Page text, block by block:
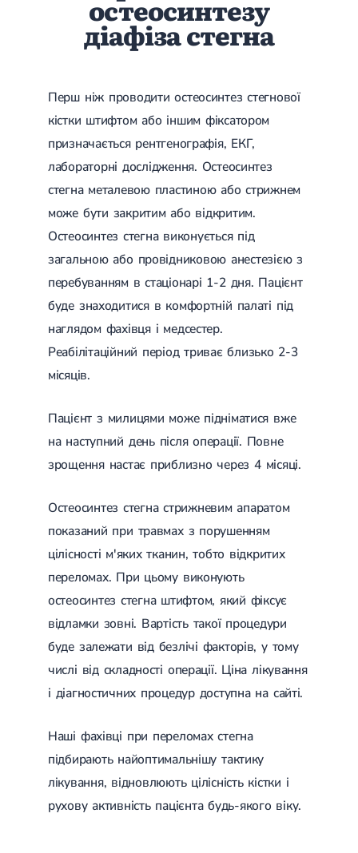
Лікування переломів щиколоток
Лікування переломів ключиці
Лікування переломів плеча
Іммобілізація
Лікування переломів шийки стегна і стегнової кістки
Лікування переломів гомілки
Лікування переломів п'яти
Протез синовіальної рідини
PRP-терапія
Розрив зв'язок плечового суглобу
Розрив зв'язок ліктьового суглобу
Розрив зв'язок колінного суглоба
Розрив зв'язок гомілковостопного суглобу
Травми сухожиль та м'язів
Ендокринологія
Цукровий діабет 1 типу
Цукровий діабет 2 типу
Дифузний токсичний зоб (Базедова хвороба)
Дифузний зоб
Підгострий тиреоїдит
Аутоиммунный тиреоидит
Хронічний тиреоїдит
Гіпертиреоз
Гіпотиреоз
Хвороба Іценко-Кушинга
Гіпоталамічний синдром
Кіста щитовидної залози
Метаболічний синдром
Наднирковозалозна недостатність (хвороба Аддісона)
Фізіотерапія
Ультразвукова терапія
Лазерна терапія
Реабілітація
Реабілітація після перелому
Реабілітація після ендопротезування
Реабілітація після артроскопії
остеосинтезу
діафіза стегна
Перш ніж проводити остеосинтез стегнової
кістки штифтом або іншим фіксатором
призначається рентгенографія, ЕКГ,
лабораторні дослідження. Остеосинтез
стегна металевою пластиною або стрижнем
може бути закритим або відкритим.
Остеосинтез стегна виконується під
загальною або провідниковою анестезією з
перебуванням в стаціонарі 1-2 дня. Пацієнт
буде знаходитися в комфортній палаті під
наглядом фахівця і медсестер.
Реабілітаційний період триває близько 2-3
місяців.
Пацієнт з милицями може підніматися вже
на наступний день після операції. Повне
зрощення настає приблизно через 4 місяці.
Остеосинтез стегна стрижневим апаратом
показаний при травмах з порушенням
цілісності м'яких тканин, тобто відкритих
переломах. При цьому виконують
остеосинтез стегна штифтом, який фіксує
відламки зовні. Вартість такої процедури
буде залежати від безлічі факторів, у тому
числі від складності операції. Ціна лікування
і діагностичних процедур доступна на сайті.
Наші фахівці при переломах стегна
підбирають найоптимальнішу тактику
лікування, відновлюють цілісність кістки і
рухову активність пацієнта будь-якого віку.